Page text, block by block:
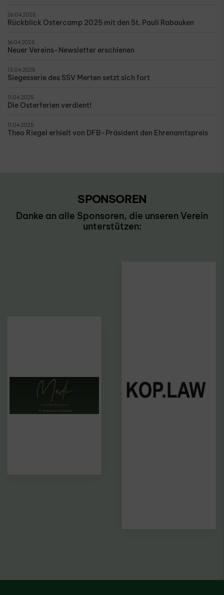
26.04.2025
Rückblick Ostercamp 2025 mit den St. Pauli Rabauken
16.04.2025
Neuer Vereins-Newsletter erschienen
13.04.2025
Siegesserie des SSV Merten setzt sich fort
11.04.2025
Die Osterferien verdient!
11.04.2025
Theo Riegel erhielt von DFB-Präsident den Ehrenamtspreis
SPONSOREN
Danke an alle Sponsoren, die unseren Verein
unterstützen: